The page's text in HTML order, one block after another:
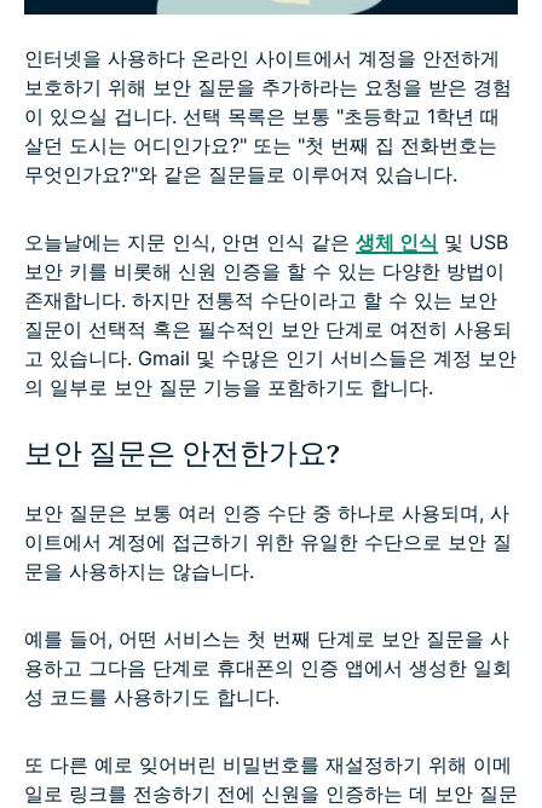
인터넷을 사용하다 온라인 사이트에서 계정을 안전하게
보호하기 위해 보안 질문을 추가하라는 요청을 받은 경험
이 있으실 겁니다. 선택 목록은 보통 "초등학교 1학년 때
살던 도시는 어디인가요?" 또는 "첫 번째 집 전화번호는
무엇인가요?"와 같은 질문들로 이루어져 있습니다.
오늘날에는 지문 인식, 안면 인식 같은 생체 인식 및 USB
보안 키를 비롯해 신원 인증을 할 수 있는 다양한 방법이
존재합니다. 하지만 전통적 수단이라고 할 수 있는 보안
질문이 선택적 혹은 필수적인 보안 단계로 여전히 사용되
고 있습니다. Gmail 및 수많은 인기 서비스들은 계정 보안
의 일부로 보안 질문 기능을 포함하기도 합니다.
보안 질문은 안전한가요?
보안 질문은 보통 여러 인증 수단 중 하나로 사용되며, 사
이트에서 계정에 접근하기 위한 유일한 수단으로 보안 질
문을 사용하지는 않습니다.
예를 들어, 어떤 서비스는 첫 번째 단계로 보안 질문을 사
용하고 그다음 단계로 휴대폰의 인증 앱에서 생성한 일회
성 코드를 사용하기도 합니다.
또 다른 예로 잊어버린 비밀번호를 재설정하기 위해 이메
일로 링크를 전송하기 전에 신원을 인증하는 데 보안 질문